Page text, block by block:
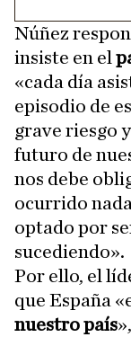
Núñez
insiste en el
«cada día
episodio de
grave riesgo
futuro de
nos debe
ocurrido nada
optado por
sucediendo».
Por ello, el
que España
nuestro país